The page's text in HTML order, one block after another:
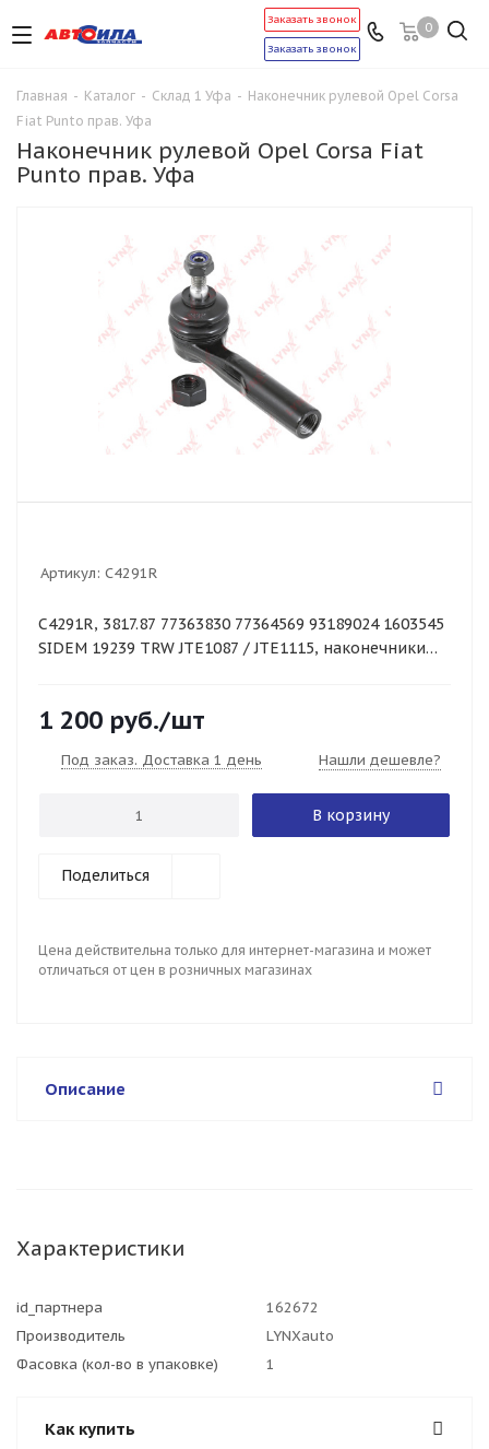
0
Заказать звонок
Заказать звонок
Главная - Каталог - Склад 1 Уфа - Наконечник рулевой Opel Corsa
Fiat Punto прав. Уфа
Наконечник рулевой Opel Corsa Fiat
Punto прав. Уфа
Артикул: C4291R
C4291R, 3817.87 77363830 77364569 93189024 1603545
SIDEM 19239 TRW JTE1087 / JTE1115, наконечники
1 200 руб./шт
Под заказ. Доставка 1 день Нашли дешевле?
В корзину
Поделиться
Цена действительна только для интернет-магазина и может
отличаться от цен в розничных магазинах
Описание
Характеристики
id_партнера
162672
Производитель
LYNXauto
Фасовка (кол-во в упаковке)
1
Как купить